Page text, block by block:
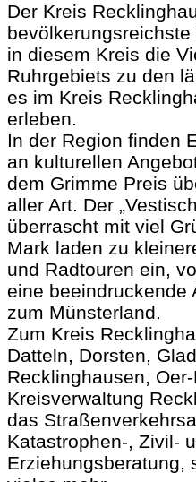
Der Kreis
in diesem Kreis die
Ruhrgebiets zu den
es im Kreis
erleben.
In der Region finden
an kulturellen
dem Grimme Preis
aller Art. Der
überrascht mit viel
Mark laden zu
und Radtouren ein,
eine beeindruckende
zum Münsterland.
Zum Kreis
Datteln, Dorsten,
Recklinghausen,
Kreisverwaltung
das
Katastrophen-, Zivil-
Erziehungsberatung,